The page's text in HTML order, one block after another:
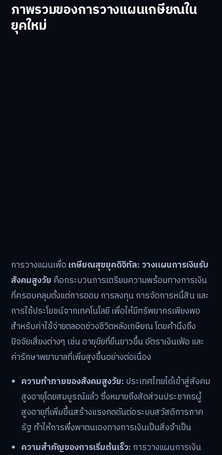
ภาพรวมของการวางแผนเกษียณใน
ยุคใหม่
การวางแผนเพื่อ เกษียณสุขยุคดิจิทัล: วางแผนการเงินรับ
สังคมสูงวัย คือกระบวนการเตรียมความพร้อมทางการเงิน
ที่ครอบคลุมตั้งแต่การออม การลงทุน การจัดการหนี้สิน และ
การใช้ประโยชน์จากเทคโนโลยี เพื่อให้มีทรัพยากรเพียงพอ
สำหรับค่าใช้จ่ายตลอดช่วงชีวิตหลังเกษียณ โดยคำนึงถึง
ปัจจัยเสี่ยงต่างๆ เช่น อายุขัยที่ยืนยาวขึ้น อัตราเงินเฟ้อ และ
ค่ารักษาพยาบาลที่เพิ่มสูงขึ้นอย่างต่อเนื่อง
ความท้าทายของสังคมสูงวัย: ประเทศไทยได้เข้าสู่สังคม
สูงอายุโดยสมบูรณ์แล้ว ซึ่งหมายถึงสัดส่วนประชากรผู้
สูงอายุที่เพิ่มขึ้นสร้างแรงกดดันต่อระบบสวัสดิการภาค
รัฐ ทำให้การพึ่งพาตนเองทางการเงินเป็นสิ่งจำเป็น
ความสำคัญของการเริ่มต้นเร็ว: การวางแผนการเงิน